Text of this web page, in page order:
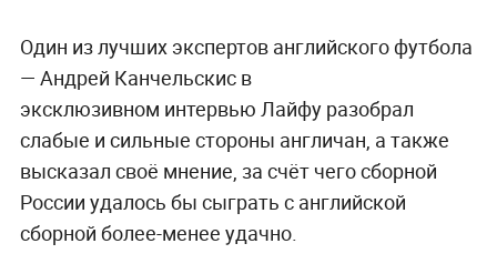
Один из лучших экспертов английского футбола
— Андрей Канчельскис в
эксклюзивном интервью Лайфу разобрал
слабые и сильные стороны англичан, а также
высказал своё мнение, за счёт чего сборной
России удалось бы сыграть с английской
сборной более-менее удачно.